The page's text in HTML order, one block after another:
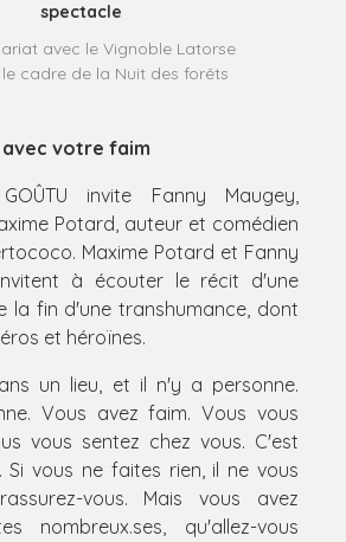
spectacle
avec le Vignoble Latorse
cadre de la Nuit des forêts
avec votre faim
invite Fanny Maugey,
Potard, auteur et comédien
Maxime Potard et Fanny
à écouter le récit d'une
la fin d'une transhumance, dont
et héroïnes.
un lieu, et il n'y a personne.
Vous avez faim. Vous vous
vous sentez chez vous. C'est
Si vous ne faites rien, il ne vous
vous. Mais vous avez
nombreux.ses, qu'allez-vous